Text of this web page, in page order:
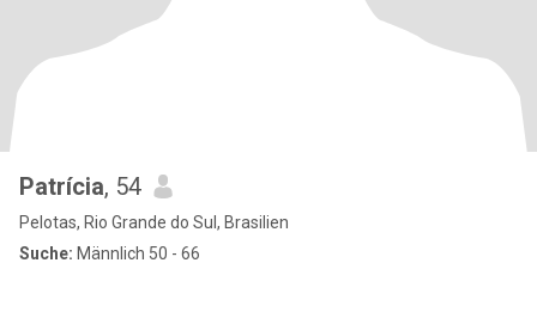
Patrícia, 54
Pelotas, Rio Grande do Sul, Brasilien
Suche: Männlich 50 - 66